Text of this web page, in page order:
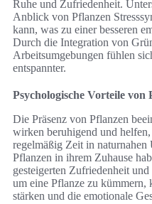
Ruhe und Zufriedenheit.
Anblick von Pflanzen
kann, was zu einer besseren
Durch die Integration von
Arbeitsumgebungen fühlen
entspannter.
Psychologische Vorteile von
Die Präsenz von Pflanzen
wirken beruhigend und
regelmäßig Zeit in
Pflanzen in ihrem Zuhause
gesteigerten Zufriedenheit
um eine Pflanze zu kümmern,
stärken und die emotionale